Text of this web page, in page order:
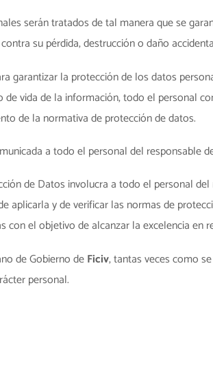
serán tratados de tal manera que se
su pérdida, destrucción o daño
garantizar la protección de los datos
vida de la información, todo el personal
de la normativa de protección de datos.
a todo el personal del responsable
de Datos involucra a todo el personal
aplicarla y de verificar las normas de
el objetivo de alcanzar la excelencia en
de Gobierno deFiciv, tantas veces como
personal.